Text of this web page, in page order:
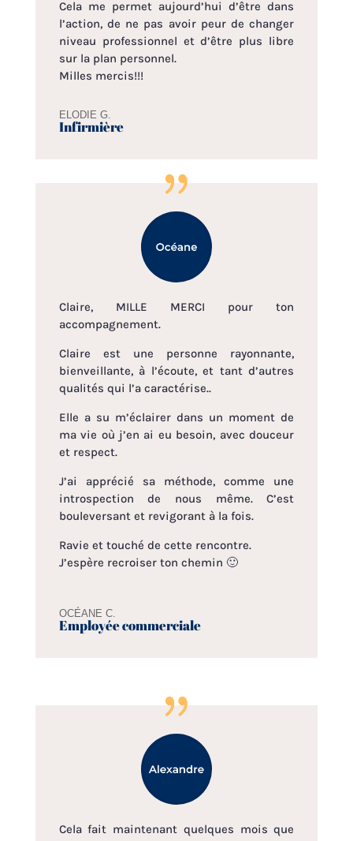
Cela me permet aujourd’hui d’être dans
l’action, de ne pas avoir peur de changer
niveau professionnel et d’être plus libre
sur la plan personnel.
Milles mercis!!!
ELODIE G.
Infirmière
Claire, MILLE MERCI pour ton
accompagnement.
Claire est une personne rayonnante,
bienveillante, à l’écoute, et tant d’autres
qualités qui l’a caractérise..
Elle a su m’éclairer dans un moment de
ma vie où j’en ai eu besoin, avec douceur
et respect.
J’ai apprécié sa méthode, comme une
introspection de nous même. C’est
bouleversant et revigorant à la fois.
Ravie et touché de cette rencontre.
J’espère recroiser ton chemin 🙂
OCÉANE C.
Employée commerciale
Cela fait maintenant quelques mois que